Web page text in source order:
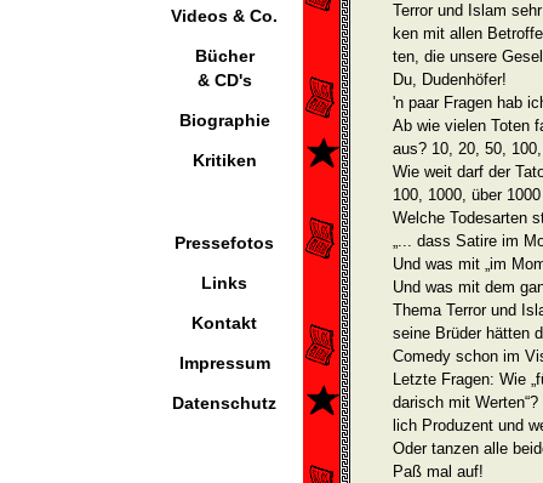
Videos & Co.
Bücher
& CD's
Biographie
Kritiken
Pressefotos
Links
Kontakt
Impressum
Datenschutz
Terror und Islam
ken mit allen
ten, die unsere
Du, Dudenhöfer!
'n paar Fragen hab
Ab wie vielen Toten
aus? 10, 20, 50,
Wie weit darf der
100, 1000, über
Welche Todesarten
„... dass Satire im
Und was mit „im
Und was mit dem
Thema Terror und
seine Brüder hätten
Comedy schon im
Letzte Fragen: Wie
darisch mit
lich Produzent und
Oder tanzen alle
Paß mal auf!